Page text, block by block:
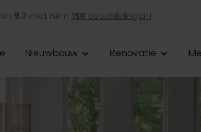
9.7 met ruim 150 beoordelingen!
Nieuwbouw Renovatie